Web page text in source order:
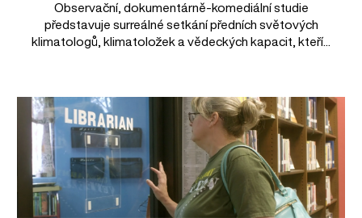
Observační, dokumentárně-komediální studie
představuje surreálné setkání předních světových
klimatologů, klimatoložek a vědeckých kapacit, kteří...